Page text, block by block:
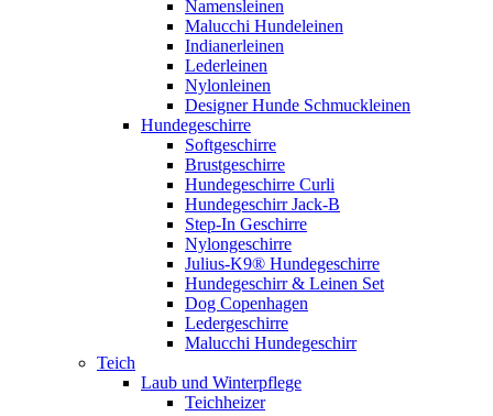
Namensleinen
Malucchi Hundeleinen
Indianerleinen
Lederleinen
Nylonleinen
Designer Hunde Schmuckleinen
Hundegeschirre
Softgeschirre
Brustgeschirre
Hundegeschirre Curli
Hundegeschirr Jack-B
Step-In Geschirre
Nylongeschirre
Julius-K9® Hundegeschirre
Hundegeschirr & Leinen Set
Dog Copenhagen
Ledergeschirre
Malucchi Hundegeschirr
Teich
Laub und Winterpflege
Teichheizer